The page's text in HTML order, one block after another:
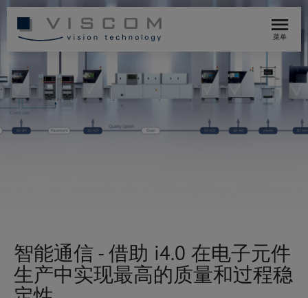
菜单
智能通信 - 借助 i4.0 在电子元件
生产中实现最高的质量和过程稳